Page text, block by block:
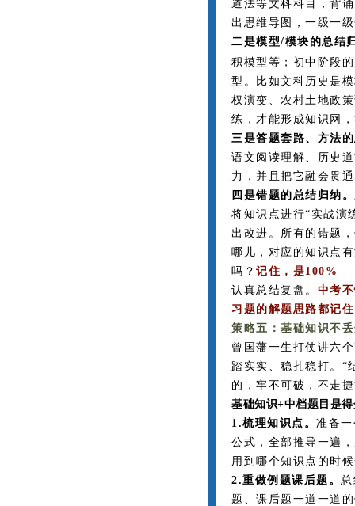
道法等文科科目，背
出思维导图，一级一
二是模型/模块的总结
积模型等；初中阶段的
型。比如文科历史是
权演变、农村土地政
练，才能形成知识网
三是答题套路、方法
语文阅读理解、历史
力，并且把它融会贯
四是错题的总结归纳。
将知识点进行“实战演
出改进。 所有的错题
哪儿，对应的知识点
吗？ 记住，是
认真总结复盘。 中考
习题的解题思路都记
策略五：基础知识不
曾国藩一生打仗讲六
踏实实、稳扎稳打。“
的，牢不可破，不走
基础知识+中档题目是
1.梳理知识点。 准备
公式，全部推导一遍
用到哪个知识点的时
2.重做例题课后题。
题、课后题一道一道